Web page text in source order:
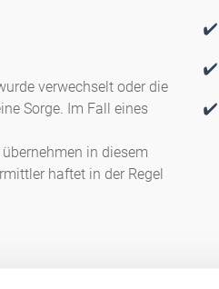
verwechselt oder die
Sorge. Im Fall eines
in diesem
haftet in der Regel